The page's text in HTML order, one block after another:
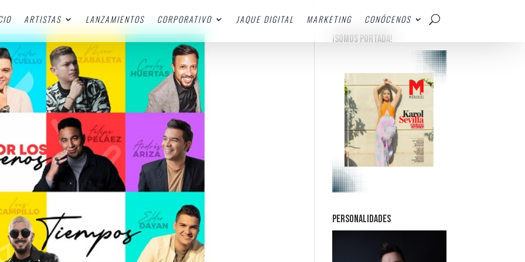
ARTISTAS LANZAMIENTOS CORPORATIVO JAQUE DIGITAL MARKETING
CONÓCENOS
¡SOMOS PORTADA!
PERSONALIDADES